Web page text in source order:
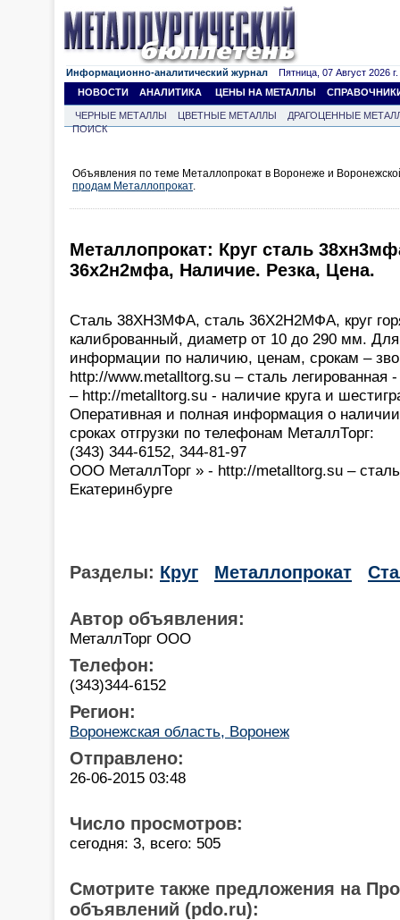
Информационно-аналитический журнал Пятница, 07 Август 2026 г.
НОВОСТИ
АНАЛИТИКА ЦЕНЫ НА МЕТАЛЛЫ
ЧЕРНЫЕ МЕТАЛЛЫ ЦВЕТНЫЕ МЕТАЛЛЫ
ДРАГОЦЕННЫЕ
ПОИСК
Объявления по теме Металлопрокат в Воронеже и
продам Металлопрокат.
Металлопрокат: Круг сталь
36х2н2мфа, Наличие. Резка, Цена.
Сталь 38ХН3МФА, сталь 36Х2Н2МФА, круг
калиброванный, диаметр от 10 до 290 мм.
информации по наличию, ценам, срокам –
http://www.metalltorg.su – сталь легированная
– http://metalltorg.su - наличие круга и
Оперативная и полная информация о
сроках отгрузки по телефонам МеталлТорг:
(343) 344-6152, 344-81-97
ООО МеталлТорг » - http://metalltorg.su – сталь
Екатеринбурге
Разделы: Круг Металлопрокат
Автор объявления:
МеталлТорг ООО
Телефон:
(343)344-6152
Регион:
Воронежская область, Воронеж
Отправлено:
26-06-2015 03:48
Число просмотров:
сегодня: 3, всего: 505
Смотрите также предложения на
объявлений (pdo.ru):